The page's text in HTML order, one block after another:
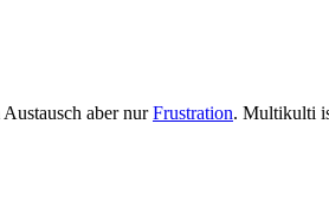
aber nurFrustration. Multikulti